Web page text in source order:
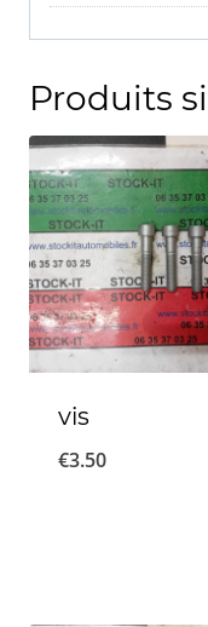
Produits
vis
€3.50